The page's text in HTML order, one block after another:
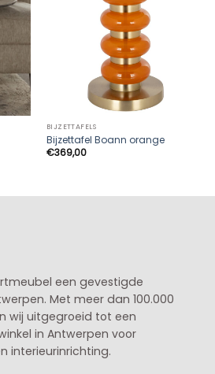
BIJZETTAFELS
Bijzettafel Boann orange
€369,00
een gevestigde
. Met meer dan 100.000
wij uitgegroeid tot een
in Antwerpen voor
interieurinrichting.